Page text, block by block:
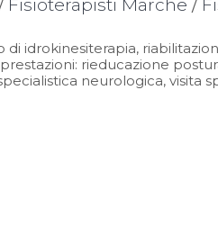
Fisioterapisti Marche /
di idrokinesiterapia,
rieducazione
neurologica, visita